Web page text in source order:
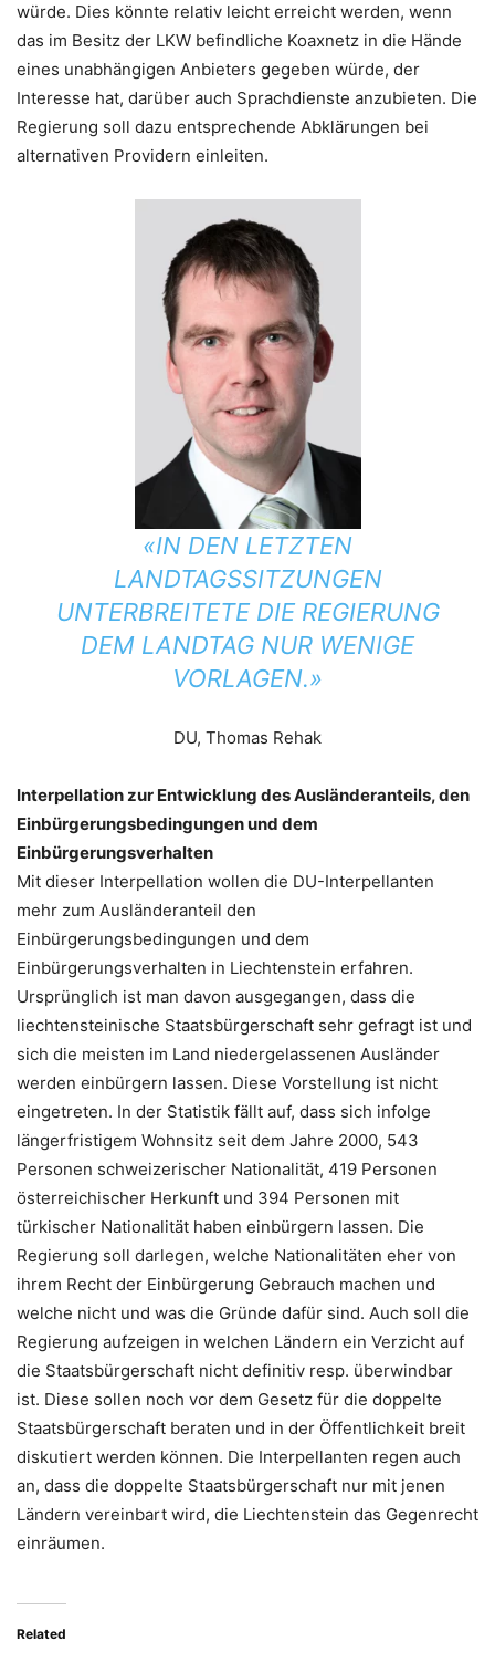
würde. Dies könnte relativ leicht erreicht werden, wenn
das im Besitz der LKW befindliche Koaxnetz in die Hände
eines unabhängigen Anbieters gegeben würde, der
Interesse hat, darüber auch Sprachdienste anzubieten. Die
Regierung soll dazu entsprechende Abklärungen bei
alternativen Providern einleiten.
«IN DEN LETZTEN
LANDTAGSSITZUNGEN
UNTERBREITETE DIE REGIERUNG
DEM LANDTAG NUR WENIGE
VORLAGEN.»
DU, Thomas Rehak
Interpellation zur Entwicklung des Ausländeranteils, den
Einbürgerungsbedingungen und dem
Einbürgerungsverhalten
Mit dieser Interpellation wollen die DU-Interpellanten
mehr zum Ausländeranteil den
Einbürgerungsbedingungen und dem
Einbürgerungsverhalten in Liechtenstein erfahren.
Ursprünglich ist man davon ausgegangen, dass die
liechtensteinische Staatsbürgerschaft sehr gefragt ist und
sich die meisten im Land niedergelassenen Ausländer
werden einbürgern lassen. Diese Vorstellung ist nicht
eingetreten. In der Statistik fällt auf, dass sich infolge
längerfristigem Wohnsitz seit dem Jahre 2000, 543
Personen schweizerischer Nationalität, 419 Personen
österreichischer Herkunft und 394 Personen mit
türkischer Nationalität haben einbürgern lassen. Die
Regierung soll darlegen, welche Nationalitäten eher von
ihrem Recht der Einbürgerung Gebrauch machen und
welche nicht und was die Gründe dafür sind. Auch soll die
Regierung aufzeigen in welchen Ländern ein Verzicht auf
die Staatsbürgerschaft nicht definitiv resp. überwindbar
ist. Diese sollen noch vor dem Gesetz für die doppelte
Staatsbürgerschaft beraten und in der Öffentlichkeit breit
diskutiert werden können. Die Interpellanten regen auch
an, dass die doppelte Staatsbürgerschaft nur mit jenen
Ländern vereinbart wird, die Liechtenstein das Gegenrecht
einräumen.
Related